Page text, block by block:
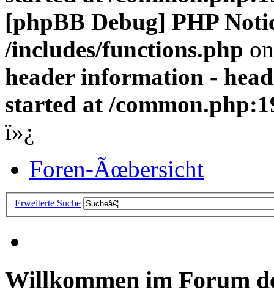
[phpBB Debug] PHP
/includes/functions.php
header information -
started at /
ï»¿
Foren-Ãœbersicht
Erweiterte Suche
Willkommen im Forum